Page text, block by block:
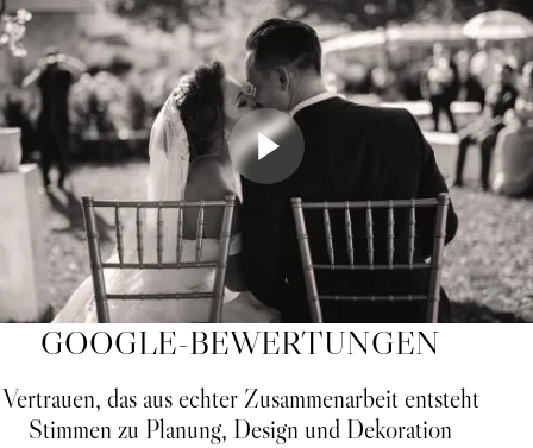
GOOGLE-BEWERTUNGEN
Vertrauen, das aus echter Zusammenarbeit entsteht
Stimmen zu Planung, Design und Dekoration